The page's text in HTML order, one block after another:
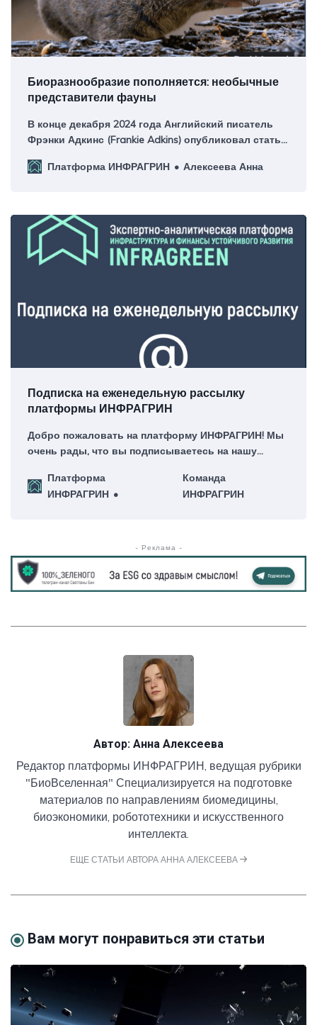
Биоразнообразие пополняется: необычные
представители фауны
В конце декабря 2024 года Английский писатель
Фрэнки Адкинс (Frankie Adkins) опубликовал статью
самые странные новые виды 2024 года»
Платформа ИНФРАГРИН Алексеева Анна
Подписка на еженедельную рассылку
платформы ИНФРАГРИН
Добро пожаловать на платформу ИНФРАГРИН! Мы
очень рады, что вы подписываетесь на нашу
честь!Платформа
ИНФРАГРИН
Команда
ИНФРАГРИН
- Реклама -
Автор: Анна Алексеева
Редактор платформы ИНФРАГРИН, ведущая рубрики
"БиоВселенная" Специализируется на подготовке
материалов по направлениям биомедицины,
биоэкономики, робототехники и искусственного
интеллекта.
ЕЩЕ СТАТЬИ АВТОРА АННА АЛЕКСЕЕВА
Вам могут понравиться эти статьи